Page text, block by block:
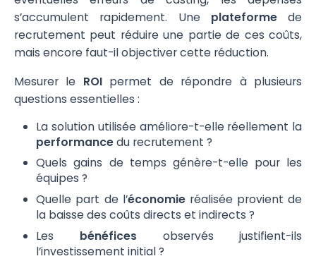
s’accumulent rapidement. Une plateformede
recrutement peut réduire une partie de ces coûts,
mais encore faut-il objectiver cette réduction.
Mesurer le ROIpermet de répondre à plusieurs
questions essentielles :
La solution utilisée améliore-t-elle réellement la
performancedu recrutement ?
Quels gains de temps génère-t-elle pour les
équipes ?
Quelle part de l’économieréalisée provient de
la baisse des coûts directs et indirects ?
Les bénéfices observés justifient-ils
l’investissement initial ?